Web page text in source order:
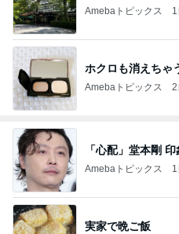
Amebaトピックス
ホクロも消えちゃ
Amebaトピックス 2
「心配」堂本剛
Amebaトピックス
実家で晩ご飯